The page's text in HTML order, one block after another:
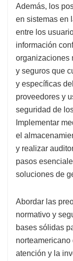
Además, los
en sistemas en
entre los
información
organizaciones
y seguros que
y específicas
proveedores y
seguridad de
Implementar
el
y realizar
pasos
soluciones de
Abordar las
normativo y
bases sólidas
norteamericano
atención y la